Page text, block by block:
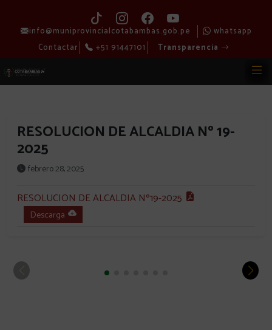
info@muniprovincialcotabambas.gob.pe
whatsapp
Contactar
+51 91447101 Transparencia
RESOLUCION DE ALCALDIA Nº 19-
2025
febrero 28, 2025
RESOLUCION DE ALCALDIA Nº19-2025
Descarga